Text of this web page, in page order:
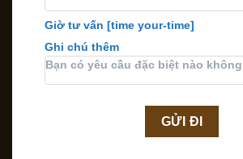
Giờ tư vấn [time your-time]
Ghi chú thêm